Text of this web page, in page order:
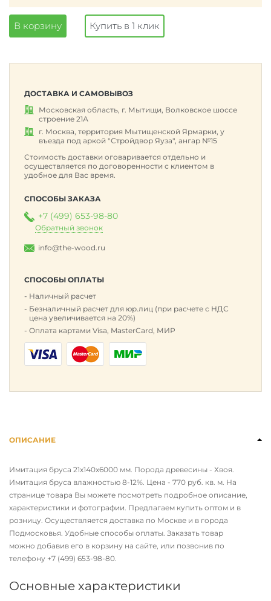
В корзину Купить в 1 клик
ДОСТАВКА И САМОВЫВОЗ
Московская область, г. Мытищи, Волковское шоссе
строение 21А
г. Москва, территория Мытищенской Ярмарки, у
въезда под аркой "Стройдвор Яуза", ангар №15
Стоимость доставки оговаривается отдельно и
осуществляется по договоренности с клиентом в
удобное для Вас время.
СПОСОБЫ ЗАКАЗА
+7 (499) 653-98-80
Обратный звонок
info@the-wood.ru
СПОСОБЫ ОПЛАТЫ
Наличный расчет
Безналичный расчет для юр.лиц (при расчете с НДС
цена увеличивается на 20%)
Оплата картами Visa, MasterCard, МИР
ОПИСАНИЕ
Имитация бруса 21х140х6000 мм. Порода древесины - Хвоя.
Имитация бруса влажностью 8-12%. Цена - 770 руб. кв. м. На
странице товара Вы можете посмотреть подробное описание,
характеристики и фотографии. Предлагаем купить оптом и в
розницу. Осуществляется доставка по Москве и в города
Подмосковья. Удобные способы оплаты. Заказать товар
можно добавив его в корзину на сайте, или позвонив по
телефону +7 (499) 653-98-80
Основные характеристики